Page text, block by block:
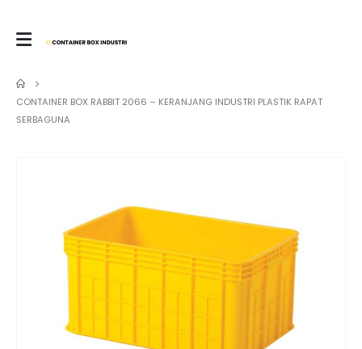
CONTAINER BOX RABBIT 2066 – KERANJANG INDUSTRI PLASTIK RAPAT
SERBAGUNA